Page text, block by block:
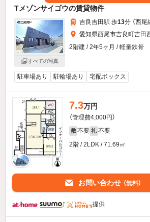
Tメゾンサイゴウの賃貸物件
すべての写真
吉良吉田駅 歩13分 （西尾
愛知県西尾市吉良町吉田
2階建 / 2年5ヶ月 / 軽量鉄骨
駐車場あり 駐輪場あり 宅配ボックス
7.3万円
（管理費4,000円）
敷 不要 礼 不要
2階 / 2LDK / 71.69㎡
お問い合わせ （無料）
提供